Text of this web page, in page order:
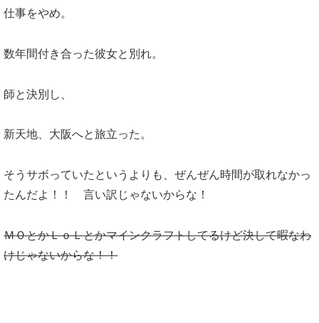
仕事をやめ。
数年間付き合った彼女と別れ。
師と決別し、
新天地、大阪へと旅立った。
そうサボっていたというよりも、ぜんぜん時間が取れなかっ
たんだよ！！ 言い訳じゃないからな！
ＭＯとかＬｏＬとかマインクラフトしてるけど決して暇なわ
けじゃないからな！！